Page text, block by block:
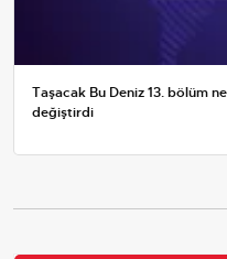
Taşacak Bu Deniz 13. bölüm
değiştirdi